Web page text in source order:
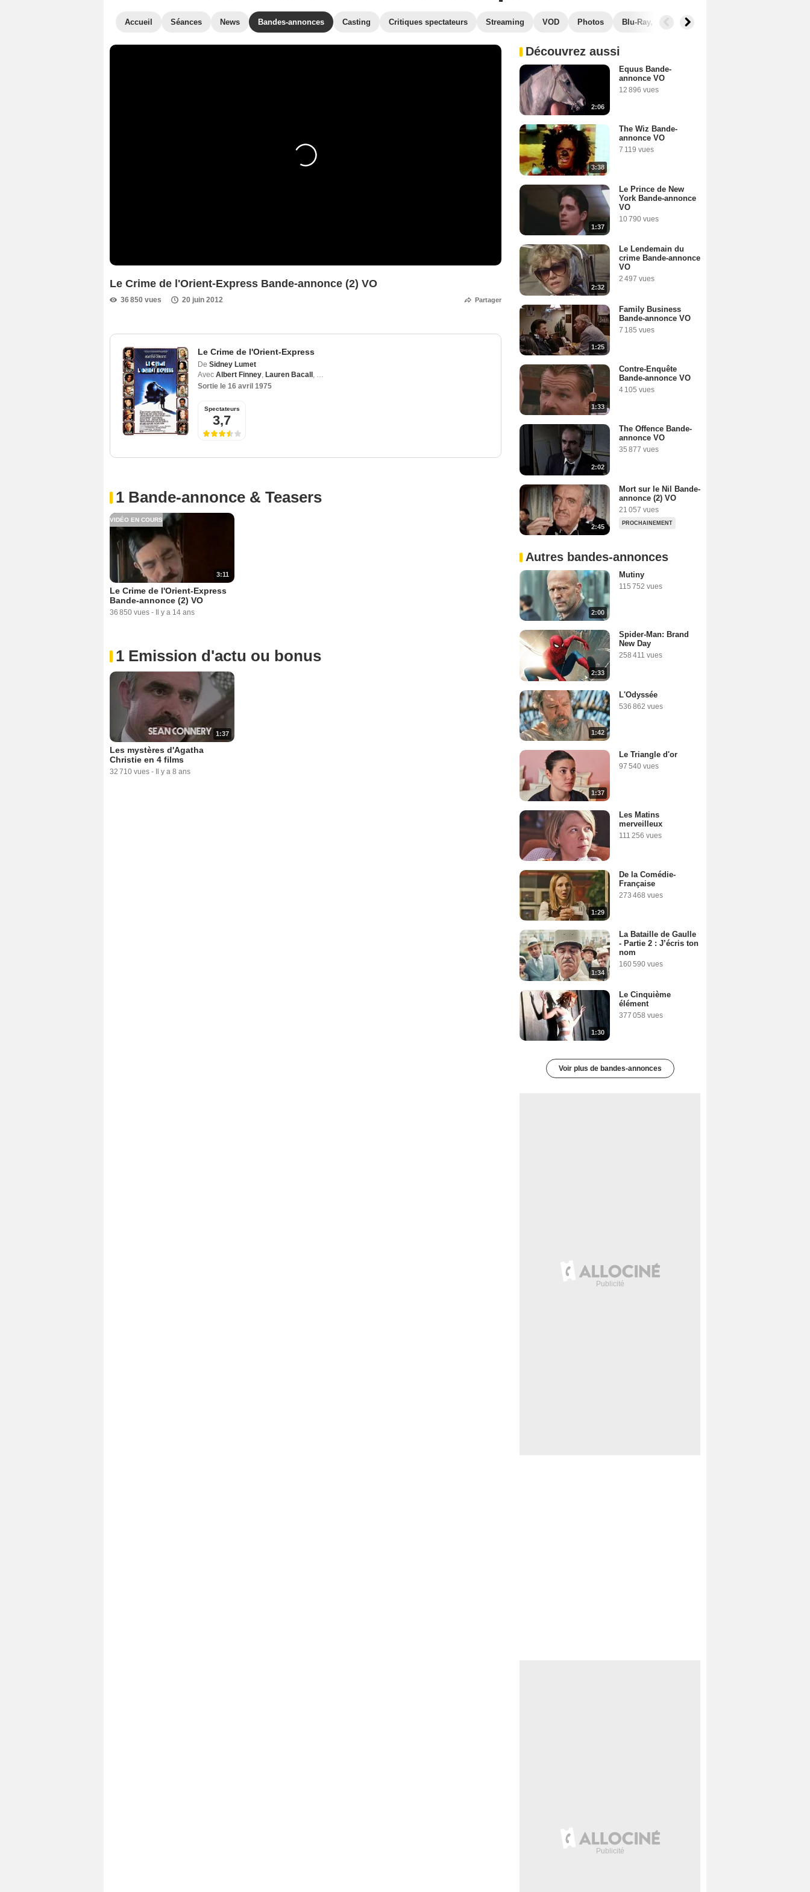
Accueil Séances News Bandes-annonces Casting Critiques spectateurs Streaming VOD Photos Blu-Ray, DVD Musique
Le Crime de l'Orient-Express Bande-annonce (2) VO
36 850 vues 20 juin 2012 Partager
Le Crime de l'Orient-Express
De Sidney Lumet
Avec Albert Finney, Lauren Bacall , Jacqueline Bisset
Sortie le 16 avril 1975
Spectateurs
3,7
1 Bande-annonce & Teasers
3:11
VIDÉO EN COURS
Le Crime de l'Orient-Express
Bande-annonce (2) VO
36 850 vues - Il y a 14 ans
1 Emission d'actu ou bonus
1:37
Les mystères d'Agatha
Christie en 4 films
32 710 vues - Il y a 8 ans
Découvrez aussi
2:06
Equus Bande-
annonce VO
12 896 vues
3:38
The Wiz Bande-
annonce VO
7 119 vues
1:37
Le Prince de New
York Bande-annonce
VO
10 790 vues
2:32
Le Lendemain du
crime Bande-annonce
VO
2 497 vues
1:25
Family Business
Bande-annonce VO
7 185 vues
1:33
Contre-Enquête
Bande-annonce VO
4 105 vues
2:02
The Offence Bande-
annonce VO
35 877 vues
2:45
Mort sur le Nil Bande-
annonce (2) VO
21 057 vues
PROCHAINEMENT
Autres bandes-annonces
2:00
Mutiny
115 752 vues
2:33
Spider-Man: Brand
New Day
258 411 vues
1:42
L'Odyssée
536 862 vues
1:37
Le Triangle d'or
97 540 vues
Les Matins
merveilleux
111 256 vues
1:29
De la Comédie-
Française
273 468 vues
1:34
La Bataille de Gaulle
- Partie 2 : J’écris ton
nom
160 590 vues
1:30
Le Cinquième
élément
377 058 vues
Voir plus de bandes-annonces